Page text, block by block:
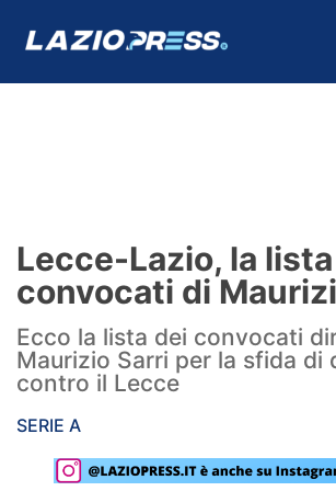
Formello
Infortuni
Primavera
Calciomercato
Lazio Women
Lecce-Lazio, la
convocati di
Ecco la lista dei convocati
Maurizio Sarri per la sfida di
contro il Lecce
SERIE A